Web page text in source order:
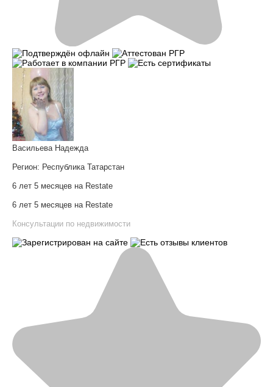
Васильева Надежда
Регион: Республика Татарстан
6 лет 5 месяцев на Restate
6 лет 5 месяцев на Restate
Консультации по недвижимости